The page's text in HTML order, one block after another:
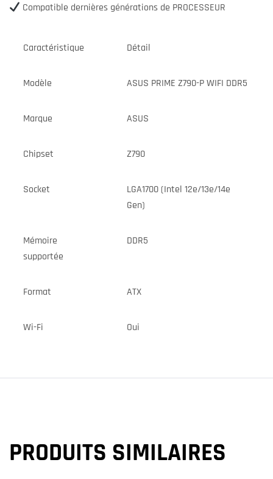
Compatible dernières générations de PROCESSEUR
Caractéristique Détail
Modèle ASUS PRIME Z790-P WIFI DDR5
Marque ASUS
Chipset Z790
Socket
LGA1700 (Intel 12e/13e/14e
Gen)
Mémoire
supportée
DDR5
Format ATX
Wi-Fi Oui
PRODUITS SIMILAIRES